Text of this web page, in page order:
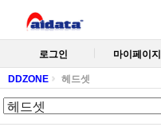
로그인 마이페이지
DDZONE 헤드셋